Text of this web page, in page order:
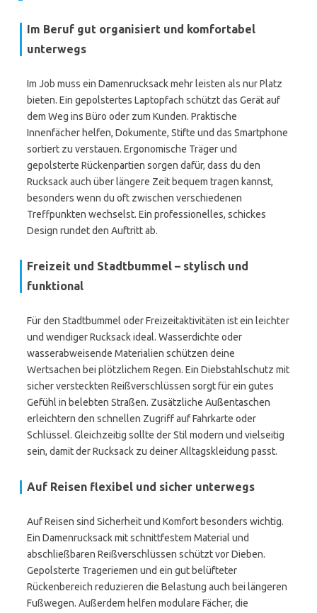
Im Beruf gut organisiert und komfortabel
unterwegs
Im Job muss ein Damenrucksack mehr leisten als nur Platz
bieten. Ein gepolstertes Laptopfach schützt das Gerät auf
dem Weg ins Büro oder zum Kunden. Praktische
Innenfächer helfen, Dokumente, Stifte und das Smartphone
sortiert zu verstauen. Ergonomische Träger und
gepolsterte Rückenpartien sorgen dafür, dass du den
Rucksack auch über längere Zeit bequem tragen kannst,
besonders wenn du oft zwischen verschiedenen
Treffpunkten wechselst. Ein professionelles, schickes
Design rundet den Auftritt ab.
Freizeit und Stadtbummel – stylisch und
funktional
Für den Stadtbummel oder Freizeitaktivitäten ist ein leichter
und wendiger Rucksack ideal. Wasserdichte oder
wasserabweisende Materialien schützen deine
Wertsachen bei plötzlichem Regen. Ein Diebstahlschutz mit
sicher versteckten Reißverschlüssen sorgt für ein gutes
Gefühl in belebten Straßen. Zusätzliche Außentaschen
erleichtern den schnellen Zugriff auf Fahrkarte oder
Schlüssel. Gleichzeitig sollte der Stil modern und vielseitig
sein, damit der Rucksack zu deiner Alltagskleidung passt.
Auf Reisen flexibel und sicher unterwegs
Auf Reisen sind Sicherheit und Komfort besonders wichtig.
Ein Damenrucksack mit schnittfestem Material und
abschließbaren Reißverschlüssen schützt vor Dieben.
Gepolsterte Trageriemen und ein gut belüfteter
Rückenbereich reduzieren die Belastung auch bei längeren
Fußwegen. Außerdem helfen modulare Fächer, die